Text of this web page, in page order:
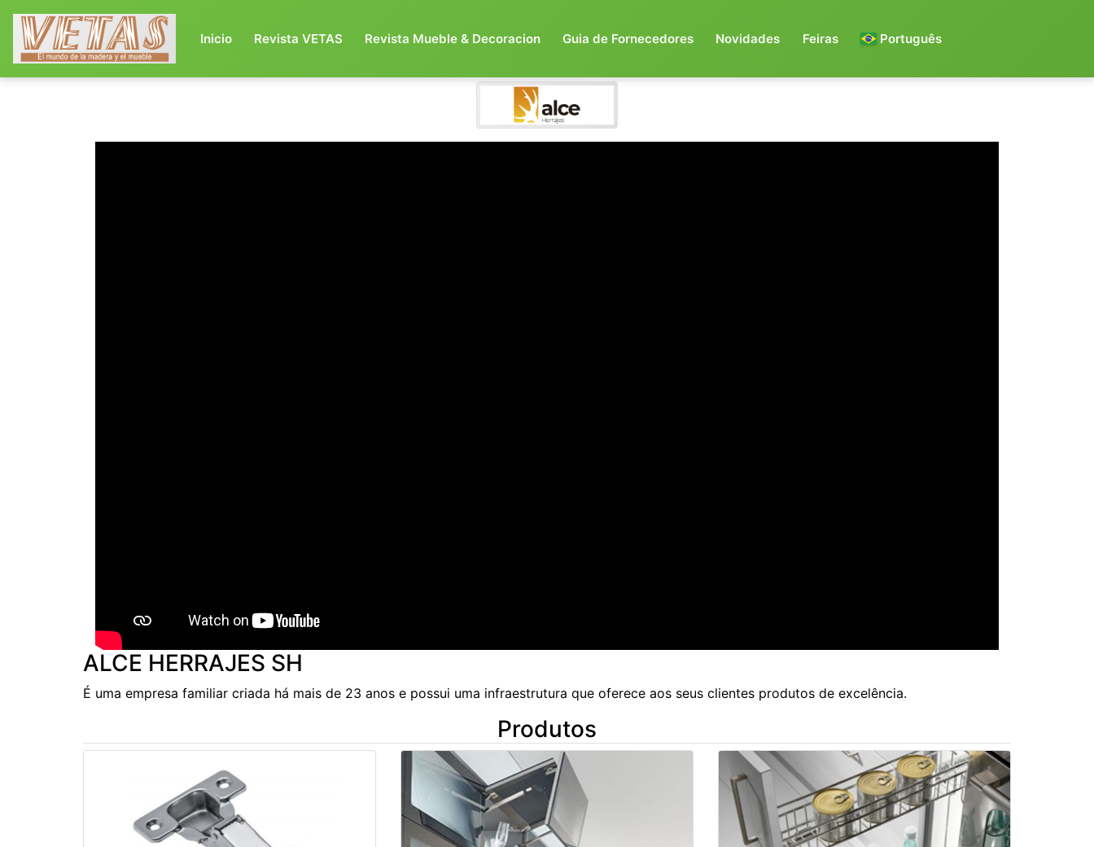
Inicio(current)
Revista VETAS Revista Mueble & Decoracion Guia de Fornecedores Novidades Feiras Português
ALCE HERRAJES SH
É uma empresa familiar criada há mais de 23 anos e possui uma infraestrutura que oferece aos seus clientes produtos de excelência.
Produtos